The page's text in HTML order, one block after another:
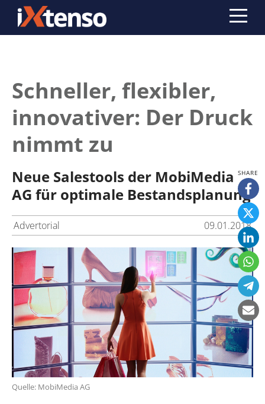
Schneller, flexibler,
innovativer: Der Druck
nimmt zu
Neue Salestools der MobiMedia
AG für optimale Bestandsplanung
Advertorial 09.01.2018
Quelle: MobiMedia AG